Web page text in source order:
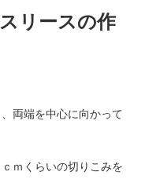
リースの作
両端を中心に向かって
ｍくらいの切りこみを